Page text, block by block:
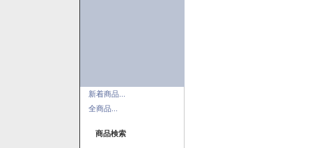
新着商品...
全商品...
商品検索